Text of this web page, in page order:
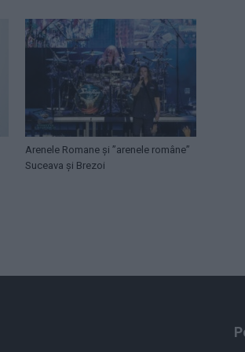
Arenele Romane și ”arenele române”
Suceava și Brezoi